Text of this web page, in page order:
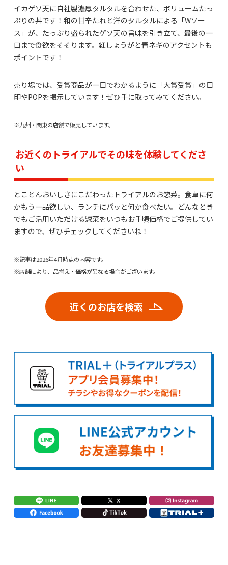
イカゲソ天に自社製濃厚タルタルを合わせた、ボリュームたっ
ぷりの丼です！和の甘辛たれと洋のタルタルによる「Wソー
ス」が、たっぷり盛られたゲソ天の旨味を引き立て、最後の一
口まで食欲をそそります。紅しょうがと青ネギのアクセントも
ポイントです！
売り場では、受賞商品が一目でわかるように「大賞受賞」の目
印やPOPを掲示しています！ぜひ手に取ってみてください。
※九州・関東の店舗で販売しています。
お近くのトライアルでその味を体験してくださ
い
とことんおいしさにこだわったトライアルのお惣菜。食卓に何
かもう一品欲しい、ランチにパッと何か食べたい――。どんなとき
でもご活用いただける惣菜をいつもお手頃価格でご提供してい
ますので、ぜひチェックしてくださいね！
※記事は2026年4月時点の内容です。
※店舗により、品揃え・価格が異なる場合がございます。
近くのお店を検索